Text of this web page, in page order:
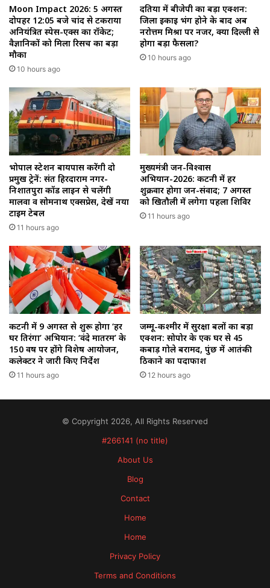
Moon Impact 2026: 5 अगस्त
दोपहर 12:05 बजे चांद से टकराया
अनियंत्रित स्पेस-एक्स का रॉकेट;
वैज्ञानिकों को मिला रिसर्च का बड़ा
मौका
10 hours ago
दतिया में बीजेपी का बड़ा एक्शन:
जिला इकाई भंग होने के बाद अब
नरोत्तम मिश्रा पर नजर, क्या दिल्ली से
होगा बड़ा फैसला?
10 hours ago
भोपाल स्टेशन बायपास करेंगी दो
प्रमुख ट्रेनें: संत हिरदाराम नगर-
निशातपुरा कॉर्ड लाइन से चलेंगी
मालवा व सोमनाथ एक्सप्रेस, देखें नया
टाइम टेबल
11 hours ago
मुख्यमंत्री जन-विश्वास
अभियान-2026: कटनी में हर
शुक्रवार होगा जन-संवाद; 7 अगस्त
को खितौली में लगेगा पहला शिविर
11 hours ago
कटनी में 9 अगस्त से शुरू होगा ‘हर
घर तिरंगा’ अभियान: ‘वंदे मातरम’ के
150 वर्ष पर होंगे विशेष आयोजन,
कलेक्टर ने जारी किए निर्देश
11 hours ago
जम्मू-कश्मीर में सुरक्षा बलों का बड़ा
एक्शन: सोपोर के एक घर से 45
कबाड़ गोले बरामद, पुंछ में आतंकी
ठिकाने का पर्दाफाश
12 hours ago
© Copyright 2026, All Rights Reserved
#266141 (no title)
About Us
Blog
Contact
Home
Home
Privacy Policy
Terms and Conditions